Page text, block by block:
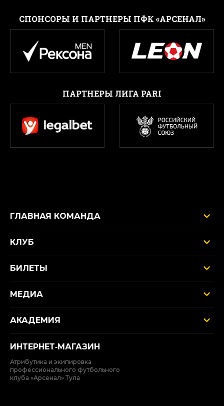
CПОНСОРЫ И ПАРТНЕРЫ ПФК «АРСЕНАЛ»
ПАРТНЕРЫ ЛИГА PARI
ГЛАВНАЯ КОМАНДА
КЛУБ
БИЛЕТЫ
МЕДИА
АКАДЕМИЯ
ИНТЕРНЕТ‑МАГАЗИН
Атрибутика и экипировка
профессионального футбольного
клуба «Арсенал» Тула